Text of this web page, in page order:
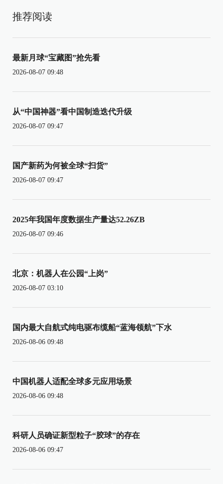
推荐阅读
最新月球“宝藏图”抢先看
2026-08-07 09:48
从“中国神器”看中国制造迭代升级
2026-08-07 09:47
国产新药为何被全球“扫货”
2026-08-07 09:47
2025年我国年度数据生产量达52.26ZB
2026-08-07 09:46
北京：机器人在公园“上岗”
2026-08-07 03:10
国内最大自航式纯电驱布缆船“蓝海领航”下水
2026-08-06 09:48
中国机器人适配全球多元应用场景
2026-08-06 09:48
科研人员确证新型粒子“胶球”的存在
2026-08-06 09:47